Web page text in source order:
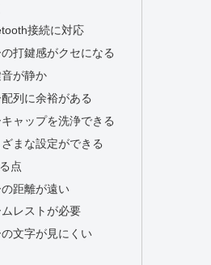
接続に対応
打鍵感がクセになる
が静か
列に余裕がある
ャップを洗浄できる
ざまな設定ができる
点
距離が遠い
レストが必要
文字が見にくい